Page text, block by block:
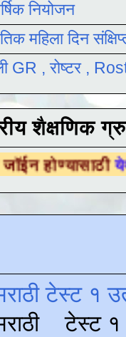
नियोजन
महिला दिन
GR , रोष्टर ,
शैक्षणिक
येथे क्लिक करा
टेस्ट १
मराठी टेस्ट